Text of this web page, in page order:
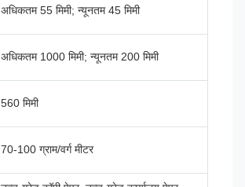
अधिकतम 55 मिमी; न्यूनतम 45 मिमी
अधिकतम 1000 मिमी; न्यूनतम 200 मिमी
560 मिमी
70-100 ग्राम/वर्ग मीटर